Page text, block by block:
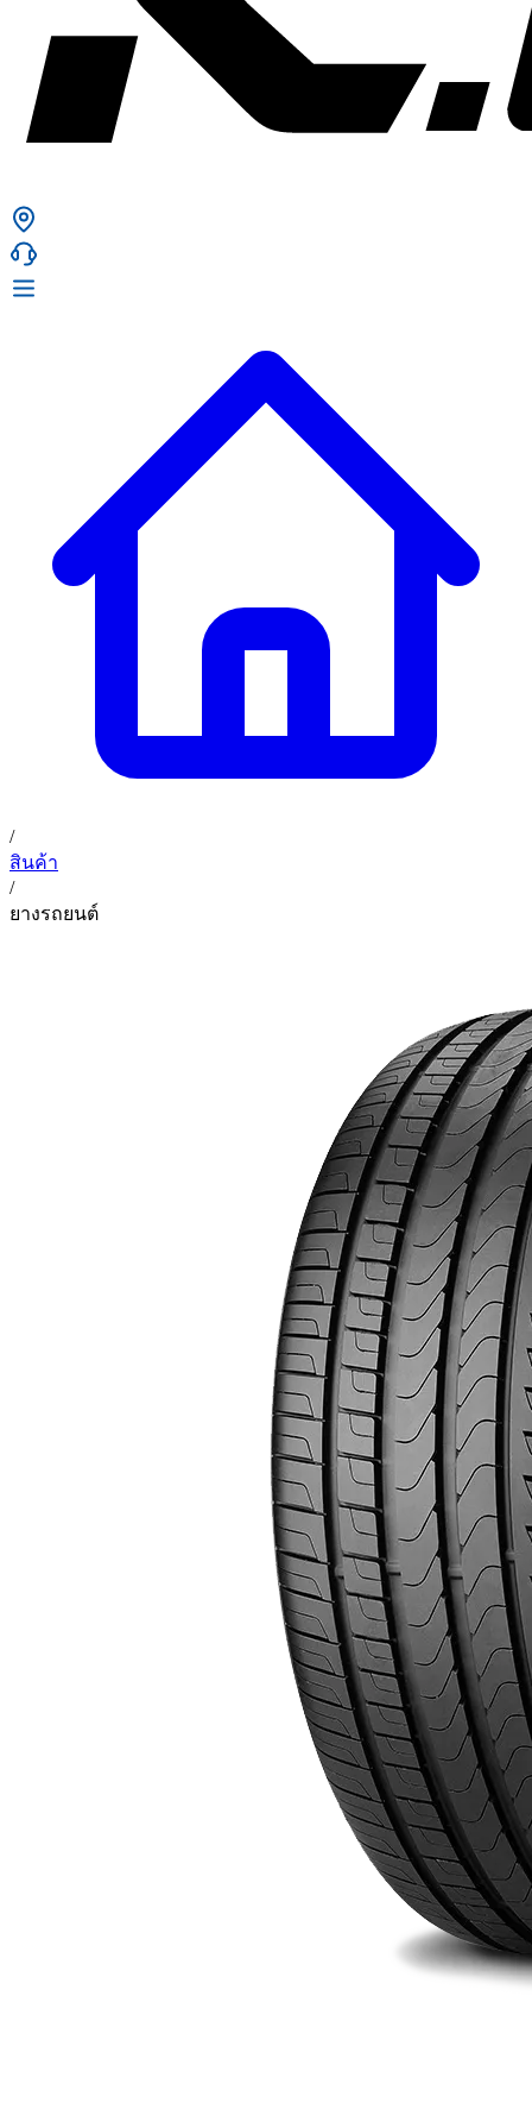
การรับประกันสินค้า
ข่าวสารและโปรโมชั่น
ติดต่อเรา
TH
02 393 3356
ก. เจริญยางยนต์ (บริษัท มิ้งค์ แอนด์ ซีน จำกัด) 2275 ถ.สุขุมวิท
(ระหว่างซอยสุขุมวิท 89/1 - 91) แขวงบางจาก เขตพระโขนง
กรุงเทพมหานคร 10260
ก. เจริญค็อกพิท
อุดมสุข 28 ถนนอุดมสุข แขวงบางนาเหนือ เขตบางนา
/
สินค้า
/
ยางรถยนต์